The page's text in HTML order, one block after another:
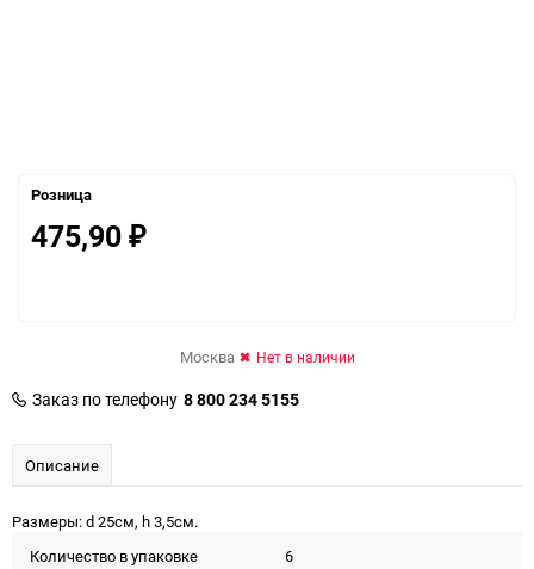
Розница
475,90 ₽
Москва Нет в наличии
Заказ по телефону 8 800 234 5155
Описание
Размеры: d 25см, h 3,5см.
Количество в упаковке
6